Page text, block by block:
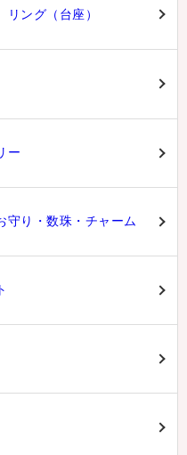
ング（台座）
ー
守り・数珠・チャーム